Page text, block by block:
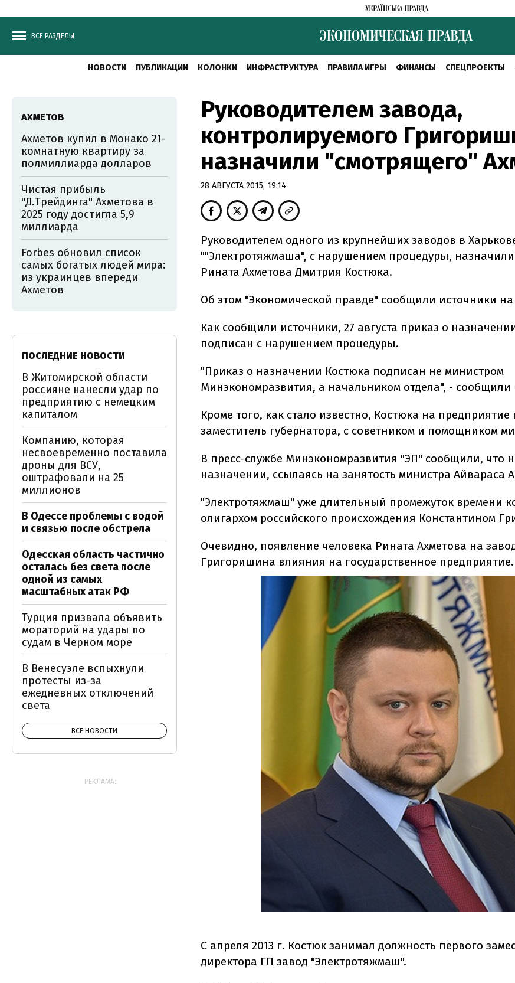
ВСЕ РАЗДЕЛЫ
НОВОСТИ ПУБЛИКАЦИИ КОЛОНКИ ИНФРАСТРУКТУРА ПРАВИЛА ИГРЫ ФИНАНСЫ СПЕЦПРОЕКТЫ
Руководителем завода,
контролируемого
назначили "смотрящего"
28 АВГУСТА 2015, 19:14
Руководителем одного из крупнейших заводов в
""Электротяжмаша", с нарушением процедуры,
Рината Ахметова Дмитрия Костюка.
Об этом "Экономической правде" сообщили источники на
Как сообщили источники, 27 августа приказ о
подписан с нарушением процедуры.
"Приказ о назначении Костюка подписан не министром
Минэкономразвития, а начальником отдела", - сообщили
Кроме того, как стало известно, Костюка на предприятие
заместитель губернатора, с советником и помощником
В пресс-службе Минэкономразвития "ЭП" сообщили, что
назначении, ссылаясь на занятость министра Айвараса
"Электротяжмаш" уже длительный промежуток времени
олигархом российского происхождения Константином
Очевидно, появление человека Рината Ахметова на
Григоришина влияния на государственное предприятие.
С апреля 2013 г. Костюк занимал должность первого
директора ГП завод "Электротяжмаш".
АХМЕТОВ
Ахметов купил в Монако 21-
комнатную квартиру за
полмиллиарда долларов
Чистая прибыль
"Д.Трейдинга" Ахметова в
2025 году достигла 5,9
миллиарда
Forbes обновил список
самых богатых людей мира:
из украинцев впереди
Ахметов
ПОСЛЕДНИЕ НОВОСТИ
В Житомирской области
россияне нанесли удар по
предприятию с немецким
капиталом
Компанию, которая
несвоевременно поставила
дроны для ВСУ,
оштрафовали на 25
миллионов
В Одессе проблемы с водой
и связью после обстрела
Одесская область частично
осталась без света после
одной из самых
масштабных атак РФ
Турция призвала объявить
мораторий на удары по
судам в Черном море
В Венесуэле вспыхнули
протесты из-за
ежедневных отключений
света
ВСЕ НОВОСТИ
РЕКЛАМА: